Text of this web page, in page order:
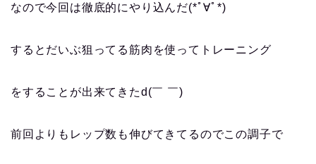
なので今回は徹底的にやり込んだ(*ﾟ∀ﾟ*)
するとだいぶ狙ってる筋肉を使ってトレーニング
をすることが出来てきたd(￣ ￣)
前回よりもレップ数も伸びてきてるのでこの調子で